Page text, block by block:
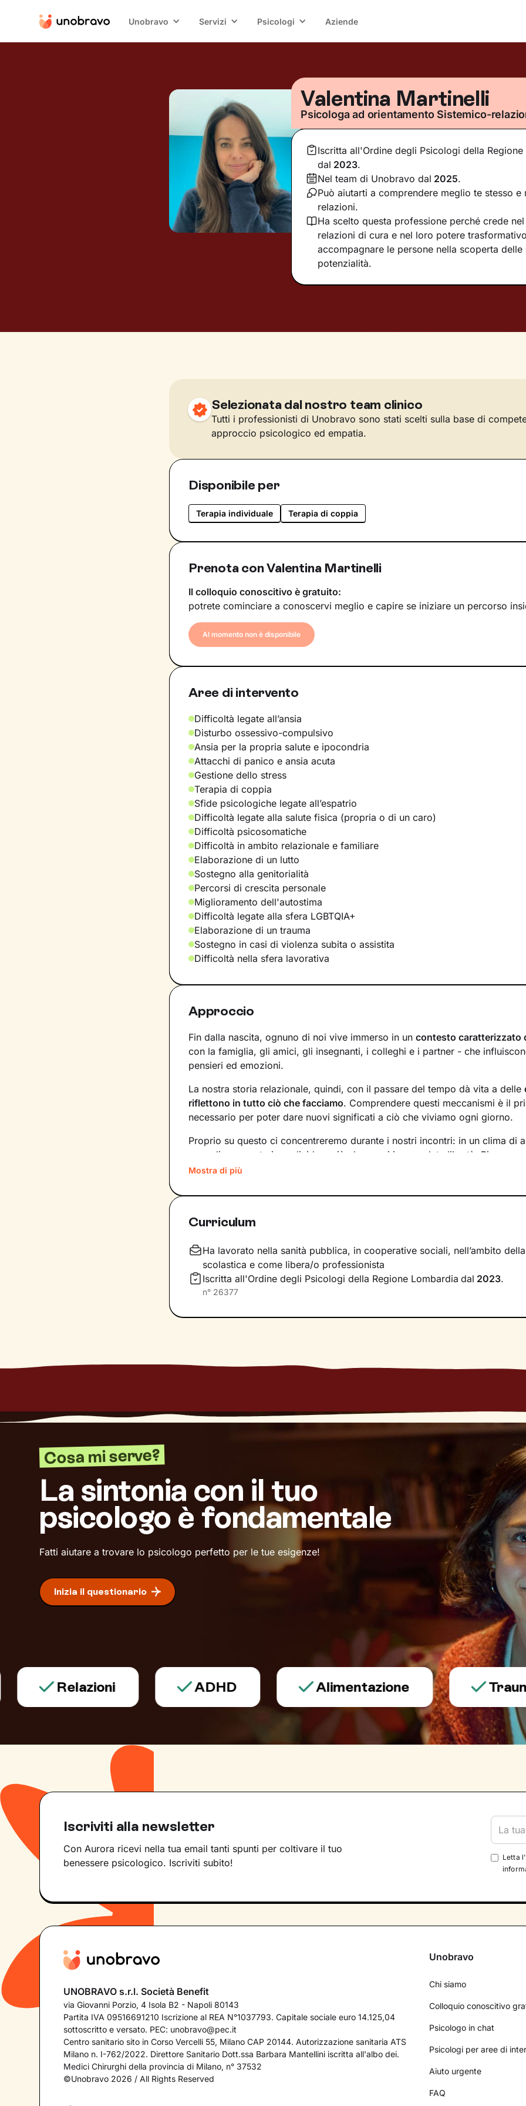
Unobravo Servizi Psicologi Aziende
Valentina Martinelli
Psicologa ad orientamento Sistemico-
Iscritta all'Ordine degli Psicologi della Regione
dal 2023.
Nel team di Unobravo dal 2025.
Può aiutarti a comprendere meglio te stesso e
relazioni.
Ha scelto questa professione perché crede
relazioni di cura e nel loro potere
accompagnare le persone nella scoperta
potenzialità.
Selezionata dal nostro team clinico
Tutti i professionisti di Unobravo sono stati scelti sulla base di
approccio psicologico ed empatia.
Disponibile per
Terapia individuale Terapia di coppia
Prenota con Valentina Martinelli
Il colloquio conoscitivo è gratuito:
potrete cominciare a conoscervi meglio e capire se iniziare un percorso
Al momento non è disponibile
Aree di intervento
Difficoltà legate all’ansia
Disturbo ossessivo-compulsivo
Ansia per la propria salute e ipocondria
Attacchi di panico e ansia acuta
Gestione dello stress
Terapia di coppia
Sfide psicologiche legate all’espatrio
Difficoltà legate alla salute fisica (propria o di un caro)
Difficoltà psicosomatiche
Difficoltà in ambito relazionale e familiare
Elaborazione di un lutto
Sostegno alla genitorialità
Percorsi di crescita personale
Miglioramento dell'autostima
Difficoltà legate alla sfera LGBTQIA+
Elaborazione di un trauma
Sostegno in casi di violenza subita o assistita
Difficoltà nella sfera lavorativa
Approccio
Fin dalla nascita, ognuno di noi vive immerso in un contesto caratterizzato
con la famiglia, gli amici, gli insegnanti, i colleghi e i partner - che
pensieri ed emozioni.
La nostra storia relazionale, quindi, con il passare del tempo dà vita a delle
riflettono in tutto ciò che facciamo. Comprendere questi meccanismi è il
necessario per poter dare nuovi significati a ciò che viviamo ogni giorno.
Proprio su questo ci concentreremo durante i nostri incontri: in un clima di
accoglienza, potrai condividere ciò che provi in completa libertà.
storia e ti aiuterò a riflettere su diversi aspetti della tua vita, per far
consapevole, e attraverso queste ti accompagnerò nell’affrontare i nodi più
percorrere un passo dopo l’altro, verso ilcambiamento positivoe il
Mostra di più
Curriculum
Ha lavorato nella sanità pubblica, in cooperative sociali, nell’ambito
scolastica e come libera/o professionista
Iscritta all'Ordine degli Psicologi della Regione Lombardia dal 2023.
n° 26377
Cosa mi serve?
La sintonia con il tuo
psicologo è fondamentale
Fatti aiutare a trovare lo psicologo perfetto per le tue esigenze!
Inizia il questionario
Relazioni ADHD Alimentazione Trauma e
Iscriviti alla newsletter
Con Aurora ricevi nella tua email tanti spunti per coltivare il tuo
benessere psicologico. Iscriviti subito!
Letta l'
UNOBRAVO s.r.l. Società Benefit
via Giovanni Porzio, 4 Isola B2 - Napoli 80143
Partita IVA 09516691210 Iscrizione al REA N°1037793. Capitale sociale euro 14.125,04
sottoscritto e versato. PEC: unobravo@pec.it
Centro sanitario sito in Corso Vercelli 55, Milano CAP 20144. Autorizzazione sanitaria ATS
Milano n. I-762/2022. Direttore Sanitario Dott.ssa Barbara Mantellini iscritta all'albo dei.
Medici Chirurghi della provincia di Milano, n° 37532
©Unobravo 2026 / All Rights Reserved
Unobravo
Chi siamo
Colloquio conoscitivo
Psicologo in chat
Psicologi per aree di
Aiuto urgente
FAQ